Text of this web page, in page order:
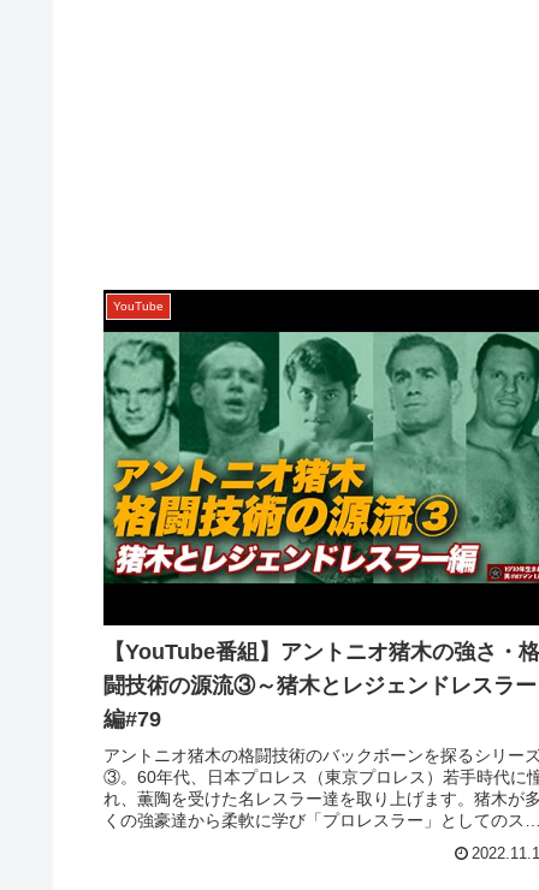
YouTube
【YouTube番組】アントニオ猪木の強さ・格
闘技術の源流③～猪木とレジェンドレスラー
編#79
アントニオ猪木の格闘技術のバックボーンを探るシリー
③。60年代、日本プロレス（東京プロレス）若手時代に
れ、薫陶を受けた名レスラー達を取り上げます。猪木が
くの強豪達から柔軟に学び「プロレスラー」としてのス